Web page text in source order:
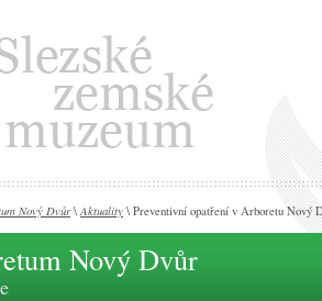
Nový Dvůr\Aktuality \ Preventivní opatření v Arboretu Nový
Nový Dvůr